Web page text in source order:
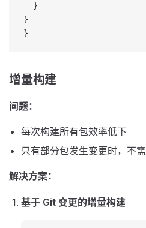
  }
}
}
增量构建
问题：
每次构建所有包效率低下
只有部分包发生变更时，不
解决方案：
基于 Git 变更的增量构建